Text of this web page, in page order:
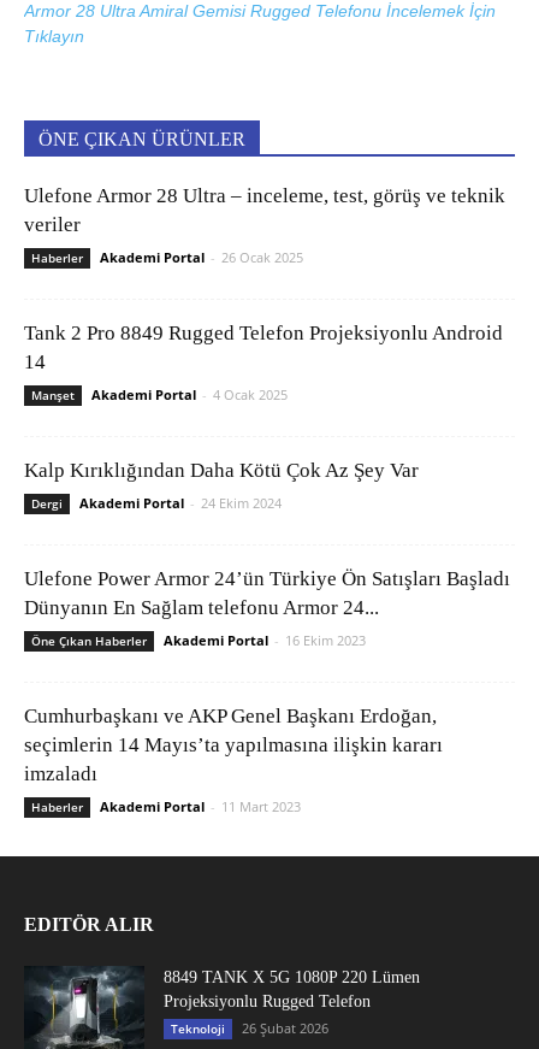
Armor 28 Ultra Amiral Gemisi Rugged Telefonu İncelemek İçin
Tıklayın
ÖNE ÇIKAN ÜRÜNLER
Ulefone Armor 28 Ultra – inceleme, test, görüş ve teknik
veriler
Haberler Akademi Portal - 26 Ocak 2025
Tank 2 Pro 8849 Rugged Telefon Projeksiyonlu Android
14
Manşet Akademi Portal - 4 Ocak 2025
Kalp Kırıklığından Daha Kötü Çok Az Şey Var
Dergi Akademi Portal - 24 Ekim 2024
Ulefone Power Armor 24’ün Türkiye Ön Satışları Başladı
Dünyanın En Sağlam telefonu Armor 24...
Öne Çıkan Haberler Akademi Portal - 16 Ekim 2023
Cumhurbaşkanı ve AKP Genel Başkanı Erdoğan,
seçimlerin 14 Mayıs’ta yapılmasına ilişkin kararı
imzaladı
Haberler Akademi Portal - 11 Mart 2023
EDITÖR ALIR
8849 TANK X 5G 1080P 220 Lümen
Projeksiyonlu Rugged Telefon
Teknoloji 26 Şubat 2026